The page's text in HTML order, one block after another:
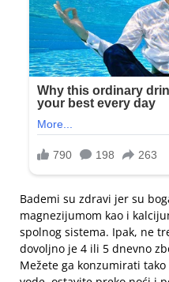
Bademi su zdravi jer su
magnezijumom kao i
spolnog sistema. Ipak, ne
dovoljno je 4 ili 5 dnevno
Mežete ga konzumirati